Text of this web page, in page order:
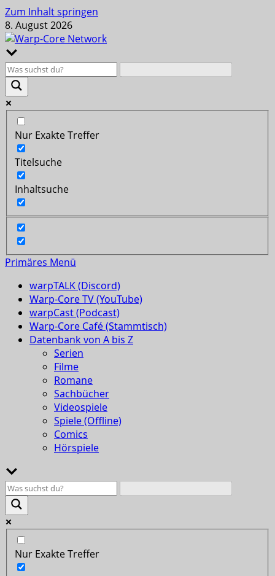
Zum Inhalt springen
8. August 2026
Nur Exakte Treffer
Titelsuche
Inhaltsuche
Primäres Menü
warpTALK (Discord)
Warp-Core TV (YouTube)
warpCast (Podcast)
Warp-Core Café (Stammtisch)
Datenbank von A bis Z
Serien
Filme
Romane
Sachbücher
Videospiele
Spiele (Offline)
Comics
Hörspiele
Nur Exakte Treffer